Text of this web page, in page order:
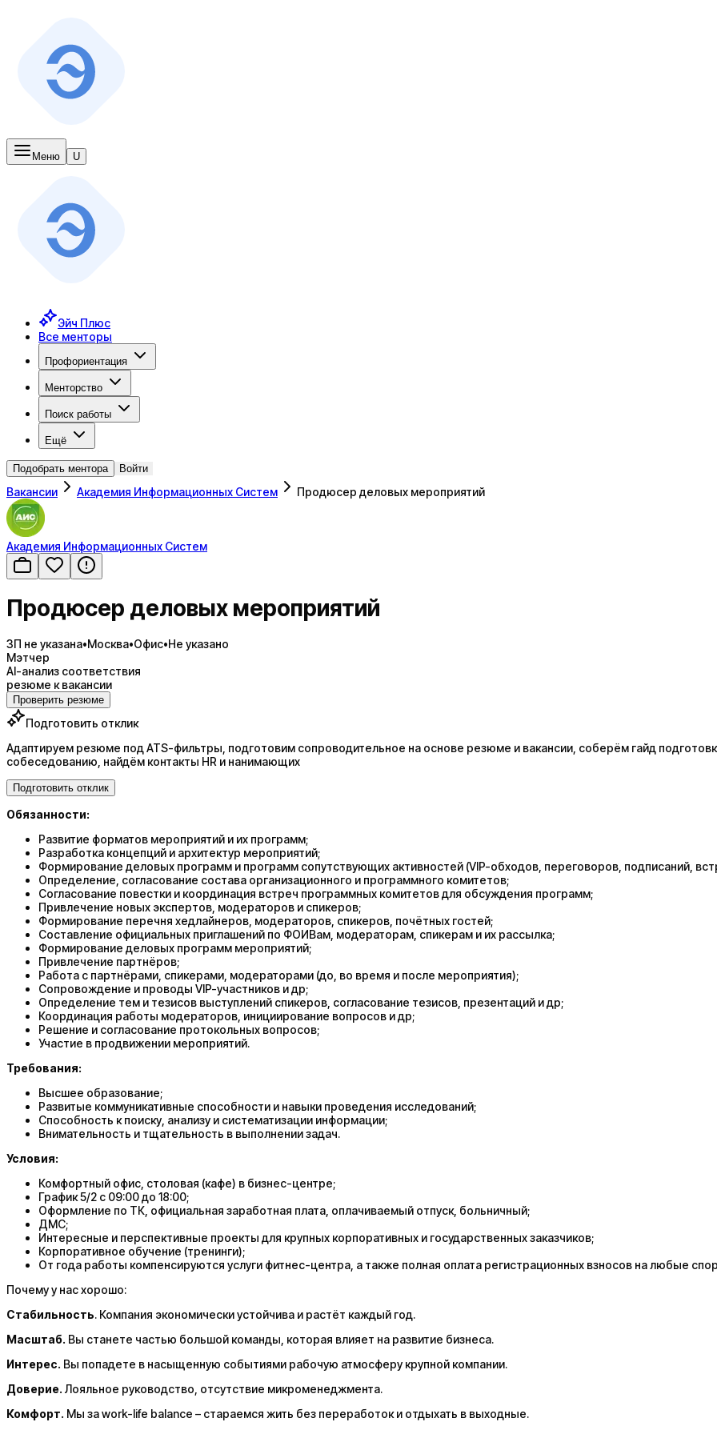
Меню U
Эйч Плюс
Все менторы
Профориентация
Менторство
Поиск работы
Ещё
Подобрать ментора Войти
Вакансии Академия Информационных Систем Продюсер деловых мероприятий
Академия Информационных Систем
Продюсер деловых мероприятий
ЗП не указана•Москва•Офис•Не указано
Мэтчер
AI-анализ соответствия
резюме к вакансии
Проверить резюме
Подготовить отклик
Адаптируем резюме под ATS-фильтры, подготовим сопроводительное на основе резюме и вакансии, соберём гайд
собеседованию, найдём контакты HR и нанимающих
Подготовить отклик
Обязанности:
Развитие форматов мероприятий и их программ;
Разработка концепций и архитектур мероприятий;
Формирование деловых программ и программ сопутствующих активностей (VIP-обходов, переговоров, подписаний,
Определение, согласование состава организационного и программного комитетов;
Согласование повестки и координация встреч программных комитетов для обсуждения программ;
Привлечение новых экспертов, модераторов и спикеров;
Формирование перечня хедлайнеров, модераторов, спикеров, почётных гостей;
Составление официальных приглашений по ФОИВам, модераторам, спикерам и их рассылка;
Формирование деловых программ мероприятий;
Привлечение партнёров;
Работа с партнёрами, спикерами, модераторами (до, во время и после мероприятия);
Сопровождение и проводы VIP-участников и др;
Определение тем и тезисов выступлений спикеров, согласование тезисов, презентаций и др;
Координация работы модераторов, инициирование вопросов и др;
Решение и согласование протокольных вопросов;
Участие в продвижении мероприятий.
Требования:
Высшее образование;
Развитые коммуникативные способности и навыки проведения исследований;
Способность к поиску, анализу и систематизации информации;
Внимательность и тщательность в выполнении задач.
Условия:
Комфортный офис, столовая (кафе) в бизнес-центре;
График 5/2 с 09:00 до 18:00;
Оформление по ТК, официальная заработная плата, оплачиваемый отпуск, больничный;
ДМС;
Интересные и перспективные проекты для крупных корпоративных и государственных заказчиков;
Корпоративное обучение (тренинги);
От года работы компенсируются услуги фитнес-центра, а также полная оплата регистрационных взносов на любые
Почему у нас хорошо:
Стабильность. Компания экономически устойчива и растёт каждый год.
Масштаб. Вы станете частью большой команды, которая влияет на развитие бизнеса.
Интерес. Вы попадете в насыщенную событиями рабочую атмосферу крупной компании.
Доверие. Лояльное руководство, отсутствие микроменеджмента.
Комфорт. Мы за work-life balance – стараемся жить без переработок и отдыхать в выходные.